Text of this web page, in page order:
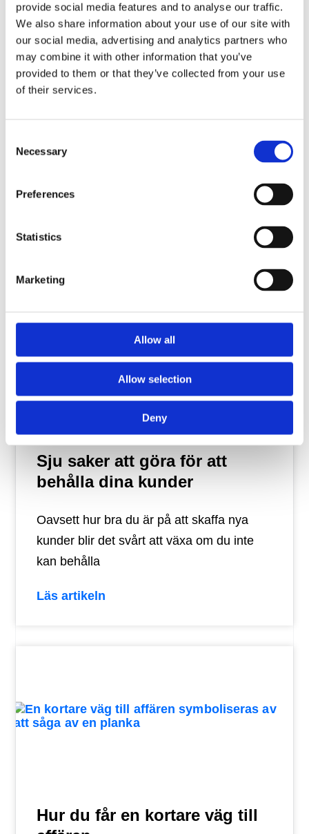
provide social media features and to analyse our traffic.
We also share information about your use of our site with
our social media, advertising and analytics partners who
may combine it with other information that you’ve
provided to them or that they’ve collected from your use
of their services.
Selection
Necessary
Preferences
Statistics
Marketing
Allow all
Allow selection
Deny
Har du koll på vad din säljprocess kostar?
Många gångar har man inte räknat på hur
Läs artikeln
Sju saker att göra för att
behålla dina kunder
Oavsett hur bra du är på att skaffa nya
kunder blir det svårt att växa om du inte
kan behålla
Läs artikeln
Hur du får en kortare väg till